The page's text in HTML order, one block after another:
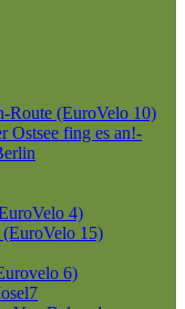
Route (EuroVelo 10)
Ostsee fing es an!-
4)
15)
6)